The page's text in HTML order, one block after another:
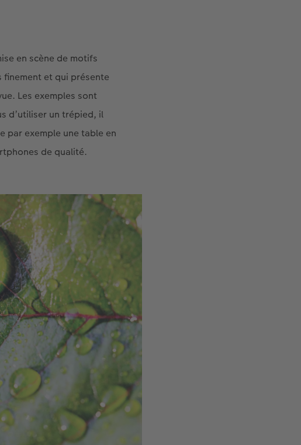
en scène de motifs
finement et qui présente
Les exemples sont
d’utiliser un trépied, il
par exemple une table en
de qualité.